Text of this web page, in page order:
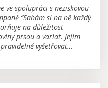
ve spolupráci s neziskovou
“Sahám si na ně každý
na důležitost
prsou a varlat. Jejím
vyšetřovat
včas.